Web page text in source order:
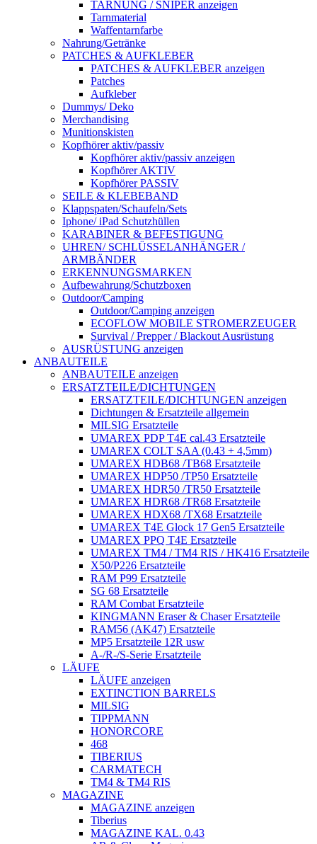
TARNUNG / SNIPER anzeigen
Tarnmaterial
Waffentarnfarbe
Nahrung/Getränke
PATCHES & AUFKLEBER
PATCHES & AUFKLEBER anzeigen
Patches
Aufkleber
Dummys/ Deko
Merchandising
Munitionskisten
Kopfhörer aktiv/passiv
Kopfhörer aktiv/passiv anzeigen
Kopfhörer AKTIV
Kopfhörer PASSIV
SEILE & KLEBEBAND
Klappspaten/Schaufeln/Sets
Iphone/ iPad Schutzhüllen
KARABINER & BEFESTIGUNG
UHREN/ SCHLÜSSELANHÄNGER /
ARMBÄNDER
ERKENNUNGSMARKEN
Aufbewahrung/Schutzboxen
Outdoor/Camping
Outdoor/Camping anzeigen
ECOFLOW MOBILE STROMERZEUGER
Survival / Prepper / Blackout Ausrüstung
AUSRÜSTUNG anzeigen
ANBAUTEILE
ANBAUTEILE anzeigen
ERSATZTEILE/DICHTUNGEN
ERSATZTEILE/DICHTUNGEN anzeigen
Dichtungen & Ersatzteile allgemein
MILSIG Ersatzteile
UMAREX PDP T4E cal.43 Ersatzteile
UMAREX COLT SAA (0.43 + 4,5mm)
UMAREX HDB68 /TB68 Ersatzteile
UMAREX HDP50 /TP50 Ersatzteile
UMAREX HDR50 /TR50 Ersatzteile
UMAREX HDR68 /TR68 Ersatzteile
UMAREX HDX68 /TX68 Ersatzteile
UMAREX T4E Glock 17 Gen5 Ersatzteile
UMAREX PPQ T4E Ersatzteile
UMAREX TM4 / TM4 RIS / HK416 Ersatzteile
X50/P226 Ersatzteile
RAM P99 Ersatzteile
SG 68 Ersatzteile
RAM Combat Ersatzteile
KINGMANN Eraser & Chaser Ersatzteile
RAM56 (AK47) Ersatzteile
MP5 Ersatzteile 12R usw
A-/R-/S-Serie Ersatzteile
LÄUFE
LÄUFE anzeigen
EXTINCTION BARRELS
MILSIG
TIPPMANN
HONORCORE
468
TIBERIUS
CARMATECH
TM4 & TM4 RIS
MAGAZINE
MAGAZINE anzeigen
Tiberius
MAGAZINE KAL. 0.43